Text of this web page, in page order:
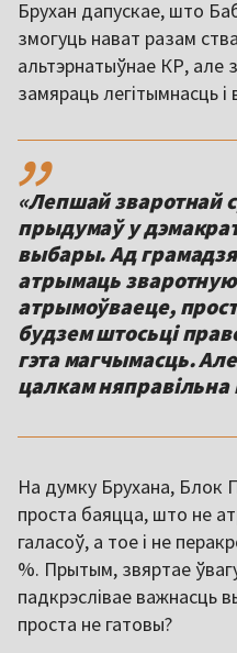
Брухан дапускае, што
змогуць нават разам
альтэрнатыўнае КР, але
замяраць легітымнасць і
,,
«Лепшай зваротнай
прыдумаў у
выбары. Ад
атрымаць
атрымоўваеце,
будзем штосьці
гэта магчымасць.
цалкам няправільна
На думку Брухана, Блок
проста баяцца, што не
галасоў, а тое і не
%. Прытым, звяртае
падкрэслівае важнасць
проста не гатовы?